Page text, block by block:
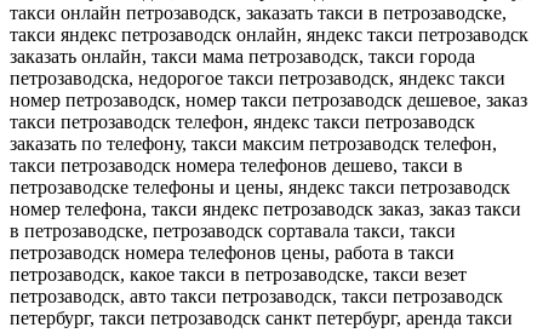
такси онлайн петрозаводск, заказать такси в петрозаводске,
такси яндекс петрозаводск онлайн, яндекс такси петрозаводск
заказать онлайн, такси мама петрозаводск, такси города
петрозаводска, недорогое такси петрозаводск, яндекс такси
номер петрозаводск, номер такси петрозаводск дешевое, заказ
такси петрозаводск телефон, яндекс такси петрозаводск
заказать по телефону, такси максим петрозаводск телефон,
такси петрозаводск номера телефонов дешево, такси в
петрозаводске телефоны и цены, яндекс такси петрозаводск
номер телефона, такси яндекс петрозаводск заказ, заказ такси
в петрозаводске, петрозаводск сортавала такси, такси
петрозаводск номера телефонов цены, работа в такси
петрозаводск, какое такси в петрозаводске, такси везет
петрозаводск, авто такси петрозаводск, такси петрозаводск
петербург, такси петрозаводск санкт петербург, аренда такси